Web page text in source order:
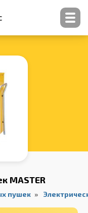
MASTER
пушек